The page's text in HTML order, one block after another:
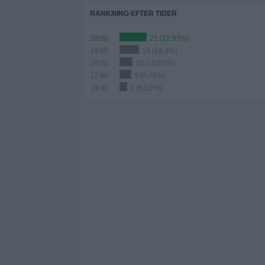
RANKNING EFTER TIDER
20:00
21 (22,83%)
18:00
15 (16,3%)
19:00
10 (10,87%)
17:00
9 (9,78%)
18:30
6 (6,52%)